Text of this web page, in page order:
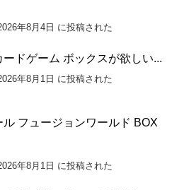
年8月4日 に投稿された
ドゲーム ボックスが欲しい...
年8月1日 に投稿された
フュージョンワールド BOX
年8月1日 に投稿された